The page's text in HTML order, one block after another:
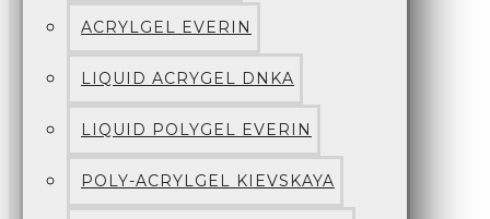
ACRYLGEL EVERIN
LIQUID ACRYGEL DNKA
LIQUID POLYGEL EVERIN
POLY-ACRYLGEL KIEVSKAYA